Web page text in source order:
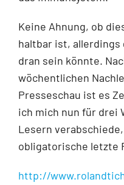
Keine Ahnung, ob
haltbar ist, allerdings
dran sein könnte.
wöchentlichen
Presseschau ist es
ich mich nun für drei
Lesern
obligatorische letzte
http://